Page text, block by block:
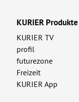
KURIER Produkte
KURIER TV
profil
futurezone
Freizeit
KURIER App